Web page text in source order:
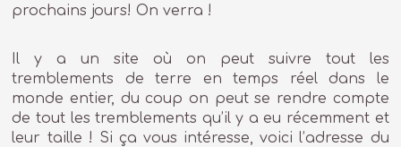
prochains jours! On verra !
Il y a un site où on peut suivre tout les
tremblements de terre en temps réel dans le
monde entier, du coup on peut se rendre compte
de tout les tremblements qu’il y a eu récemment et
leur taille ! Si ça vous intéresse, voici l’adresse du